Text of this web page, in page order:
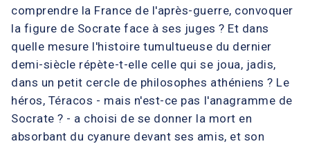
comprendre la France de l'après-guerre, convoquer
la figure de Socrate face à ses juges ? Et dans
quelle mesure l'histoire tumultueuse du dernier
demi-siècle répète-t-elle celle qui se joua, jadis,
dans un petit cercle de philosophes athéniens ? Le
héros, Téracos - mais n'est-ce pas l'anagramme de
Socrate ? - a choisi de se donner la mort en
absorbant du cyanure devant ses amis, et son